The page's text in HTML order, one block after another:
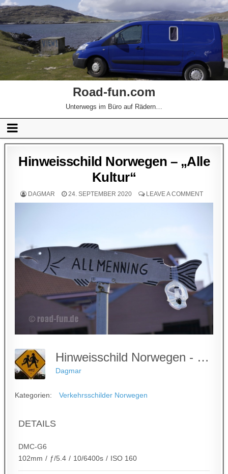
Road-fun.com
Unterwegs im Büro auf Rädern…
Hinweisschild Norwegen – „Alle
Kultur“
DAGMAR 24. SEPTEMBER 2020 LEAVE A COMMENT
Hinweisschild Norwegen - "Alle Kultur"
Dagmar
Kategorien: Verkehrsschilder Norwegen
DETAILS
DMC-G6
102mm / ƒ/5.4 / 10/6400s / ISO 160